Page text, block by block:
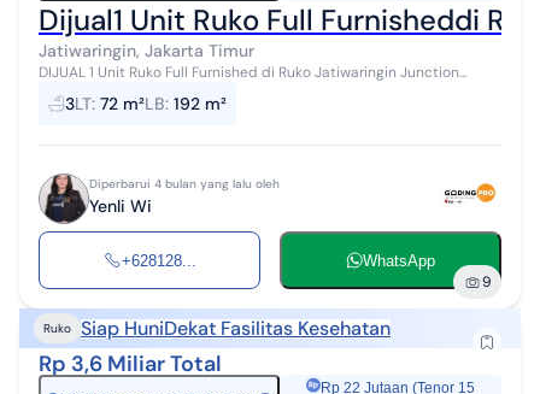
Dijual1 Unit Ruko Full Furnisheddi
Jatiwaringin, Jakarta Timur
DIJUAL 1 Unit Ruko Full Furnished di Ruko Jatiwaringin Junction
Jakarta Timur Spesifikasi: Ruko 4 Lantai LT: 72 m2 LB: 192 m2 Lebar
muka: 4 m Pan...
3LT: 72 m²LB: 192 m²
Diperbarui 4 bulan yang lalu oleh
Yenli Wi
+628128... WhatsApp
9
Ruko Siap HuniDekat Fasilitas Kesehatan
Rp 3,6 Miliar Total
Rp 22 Jutaan (Tenor 15